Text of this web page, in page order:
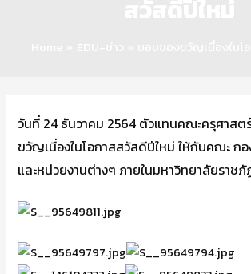
วันที่ 24 ธันวาคม 2564 ตัวแทนคณะครุศาสต
ขวัญเนื่องในโอกาสสวัสดีปีใหม่ ให้กับคณะ ก
และหน่วยงานต่างๆ ภายในมหาวิทยาลัยราช